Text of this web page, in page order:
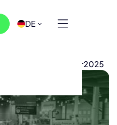
DE
ONEKEY @ escar2025